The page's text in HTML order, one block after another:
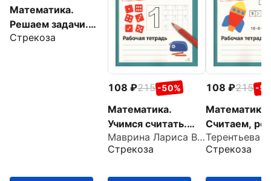
Математика.
Решаем задачи.
Рабочая тетрадь
Стрекоза
108 215 -50%
Математика.
Учимся считать.
Рабочая тетрадь
Маврина Лариса Викторовна
Стрекоза
108 215 -
Математика.
Считаем,
сравниваем.
Рабочая
Терентьева
Стрекоза